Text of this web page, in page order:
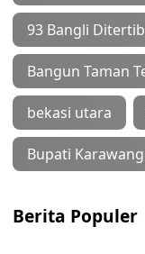
93 Bangli
Bangun Taman
bekasi utara
Bupati
Berita Populer